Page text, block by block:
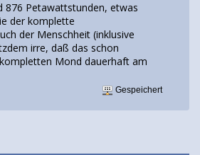
876 Petawattstunden, etwas
der komplette
der Menschheit (inklusive
irre, daß das schon
Mond dauerhaft am
Gespeichert